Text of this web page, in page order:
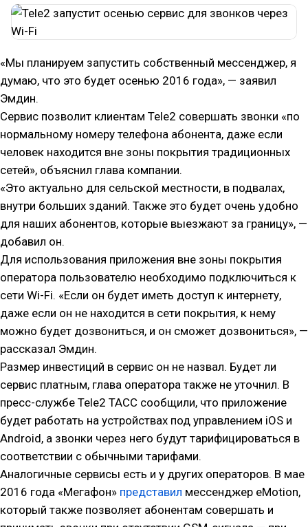
«Мы планируем запустить собственный мессенджер, я
думаю, что это будет осенью 2016 года», — заявил
Эмдин.
Сервис позволит клиентам Tele2 совершать звонки «по
нормальному номеру телефона абонента, даже если
человек находится вне зоны покрытия традиционных
сетей», объяснил глава компании.
«Это актуально для сельской местности, в подвалах,
внутри больших зданий. Также это будет очень удобно
для наших абонентов, которые выезжают за границу», —
добавил он.
Для использования приложения вне зоны покрытия
оператора пользователю необходимо подключиться к
сети Wi-Fi. «Если он будет иметь доступ к интернету,
даже если он не находится в сети покрытия, к нему
можно будет дозвониться, и он сможет дозвониться», —
рассказал Эмдин.
Размер инвестиций в сервис он не назвал. Будет ли
сервис платным, глава оператора также не уточнил. В
пресс-службе Tele2 ТАСС сообщили, что приложение
будет работать на устройствах под управлением iOS и
Android, а звонки через него будут тарифицироваться в
соответствии с обычными тарифами.
Аналогичные сервисы есть и у других операторов. В мае
2016 года «Мегафон» представил мессенджер eMotion,
который также позволяет абонентам совершать и